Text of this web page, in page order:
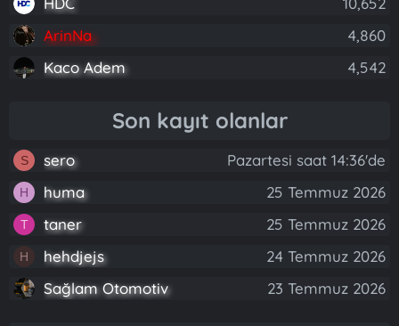
ArinNa
4,860
Kaco Adem
4,542
Son kayıt olanlar
S sero Pazartesi saat 14:36'de
H huma 25 Temmuz 2026
T taner 25 Temmuz 2026
H hehdjejs
24 Temmuz 2026
Sağlam Otomotiv
23 Temmuz 2026